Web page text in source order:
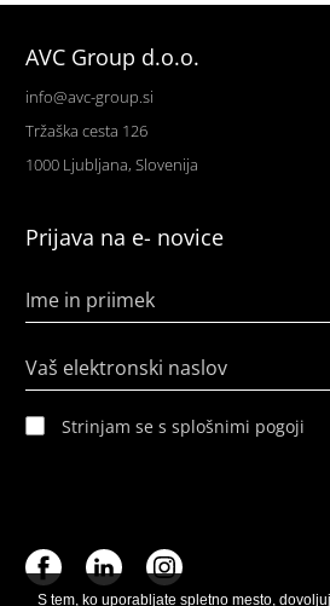
S tem, ko uporabljate spletno mesto,
AVC Group d.o.o.
info@avc-group.si
Tržaška cesta 126
1000 Ljubljana, Slovenija
Prijava na e- novice
Ime in priimek
Vaš elektronski naslov
Strinjam se s splošnimi pogoji